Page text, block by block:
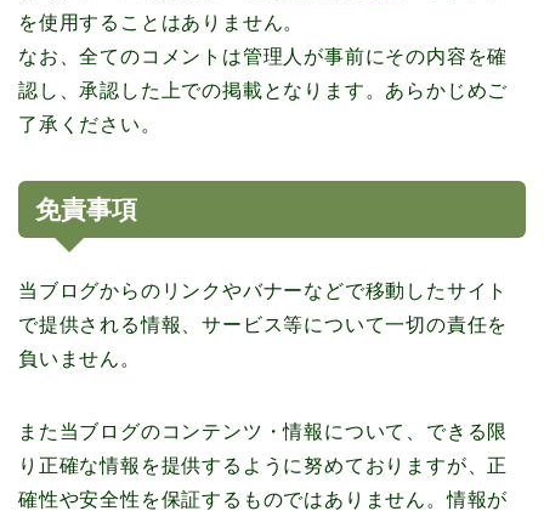
を使用することはありません。
なお、全てのコメントは管理人が事前にその内容を確
認し、承認した上での掲載となります。あらかじめご
了承ください。
免責事項
当ブログからのリンクやバナーなどで移動したサイト
で提供される情報、サービス等について一切の責任を
負いません。
また当ブログのコンテンツ・情報について、できる限
り正確な情報を提供するように努めておりますが、正
確性や安全性を保証するものではありません。情報が